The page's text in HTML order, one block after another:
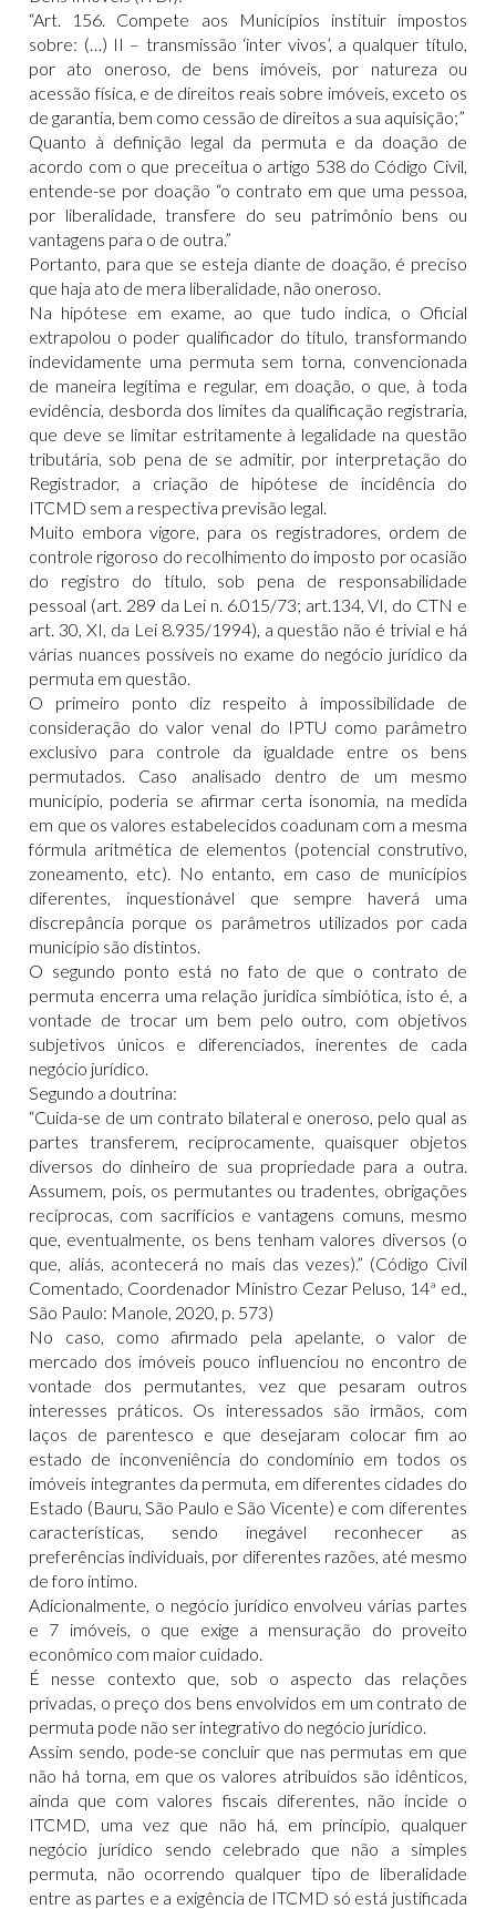
“Art. 156. Compete aos Municípios instituir impostos
sobre: (…) II – transmissão ‘inter vivos’, a qualquer título,
por ato oneroso, de bens imóveis, por natureza ou
acessão física, e de direitos reais sobre imóveis, exceto os
de garantia, bem como cessão de direitos a sua aquisição;”
Quanto à definição legal da permuta e da doação de
acordo com o que preceitua o artigo 538 do Código Civil,
entende-se por doação “o contrato em que uma pessoa,
por liberalidade, transfere do seu patrimônio bens ou
vantagens para o de outra.”
Portanto, para que se esteja diante de doação, é preciso
que haja ato de mera liberalidade, não oneroso.
Na hipótese em exame, ao que tudo indica, o Oficial
extrapolou o poder qualificador do título, transformando
indevidamente uma permuta sem torna, convencionada
de maneira legítima e regular, em doação, o que, à toda
evidência, desborda dos limites da qualificação registraria,
que deve se limitar estritamente à legalidade na questão
tributária, sob pena de se admitir, por interpretação do
Registrador, a criação de hipótese de incidência do
ITCMD sem a respectiva previsão legal.
Muito embora vigore, para os registradores, ordem de
controle rigoroso do recolhimento do imposto por ocasião
do registro do título, sob pena de responsabilidade
pessoal (art. 289 da Lei n. 6.015/73; art.134, VI, do CTN e
art. 30, XI, da Lei 8.935/1994), a questão não é trivial e há
várias nuances possíveis no exame do negócio jurídico da
permuta em questão.
O primeiro ponto diz respeito à impossibilidade de
consideração do valor venal do IPTU como parâmetro
exclusivo para controle da igualdade entre os bens
permutados. Caso analisado dentro de um mesmo
município, poderia se afirmar certa isonomia, na medida
em que os valores estabelecidos coadunam com a mesma
fórmula aritmética de elementos (potencial construtivo,
zoneamento, etc). No entanto, em caso de municípios
diferentes, inquestionável que sempre haverá uma
discrepância porque os parâmetros utilizados por cada
município são distintos.
O segundo ponto está no fato de que o contrato de
permuta encerra uma relação jurídica simbiótica, isto é, a
vontade de trocar um bem pelo outro, com objetivos
subjetivos únicos e diferenciados, inerentes de cada
negócio jurídico.
Segundo a doutrina:
“Cuida-se de um contrato bilateral e oneroso, pelo qual as
partes transferem, reciprocamente, quaisquer objetos
diversos do dinheiro de sua propriedade para a outra.
Assumem, pois, os permutantes ou tradentes, obrigações
recíprocas, com sacrifícios e vantagens comuns, mesmo
que, eventualmente, os bens tenham valores diversos (o
que, aliás, acontecerá no mais das vezes).” (Código Civil
Comentado, Coordenador Ministro Cezar Peluso, 14ª ed.,
São Paulo: Manole, 2020, p. 573)
No caso, como afirmado pela apelante, o valor de
mercado dos imóveis pouco influenciou no encontro de
vontade dos permutantes, vez que pesaram outros
interesses práticos. Os interessados são irmãos, com
laços de parentesco e que desejaram colocar fim ao
estado de inconveniência do condomínio em todos os
imóveis integrantes da permuta, em diferentes cidades do
Estado (Bauru, São Paulo e São Vicente) e com diferentes
características, sendo inegável reconhecer as
preferências individuais, por diferentes razões, até mesmo
de foro íntimo.
Adicionalmente, o negócio jurídico envolveu várias partes
e 7 imóveis, o que exige a mensuração do proveito
econômico com maior cuidado.
É nesse contexto que, sob o aspecto das relações
privadas, o preço dos bens envolvidos em um contrato de
permuta pode não ser integrativo do negócio jurídico.
Assim sendo, pode-se concluir que nas permutas em que
não há torna, em que os valores atribuídos são idênticos,
ainda que com valores fiscais diferentes, não incide o
ITCMD, uma vez que não há, em princípio, qualquer
negócio jurídico sendo celebrado que não a simples
permuta, não ocorrendo qualquer tipo de liberalidade
entre as partes e a exigência de ITCMD só está justificada